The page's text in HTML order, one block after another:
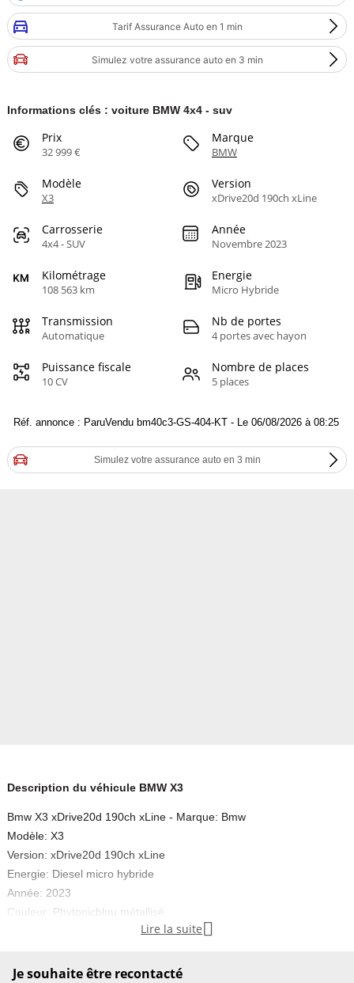
Tarif Assurance Auto en 1 min
Simulez votre assurance auto en 3 min
Informations clés : voiture BMW 4x4 - suv
Prix
32 999 €
Marque
BMW
Modèle
X3
Version
xDrive20d 190ch xLine
Carrosserie
4x4 - SUV
Année
Novembre 2023
Kilométrage
108 563 km
Energie
Micro Hybride
Transmission
Automatique
Nb de portes
4 portes avec hayon
Puissance fiscale
10 CV
Nombre de places
5 places
Réf. annonce : ParuVendu bm40c3-GS-404-KT - Le 06/08/2026 à 08:25
Simulez votre assurance auto en 3 min
Description du véhicule BMW X3
Bmw X3 xDrive20d 190ch xLine - Marque: Bmw
Modèle: X3
Version: xDrive20d 190ch xLine
Energie: Diesel micro hybride
Année: 2023
Couleur: Phytonicblau métallisé
Portes: 5
Lire la suite 
Je souhaite être recontacté